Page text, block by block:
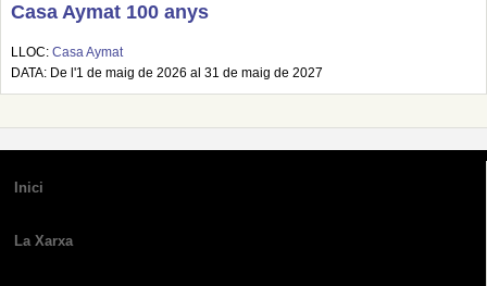
Casa Aymat 100 anys
LLOC: Casa Aymat
DATA: De l'1 de maig de 2026 al 31 de maig de 2027
Inici
La Xarxa